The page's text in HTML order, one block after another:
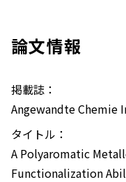
論文情報
掲載誌：
Angewandte
タイトル：
A Polyaromatic
Functionalization